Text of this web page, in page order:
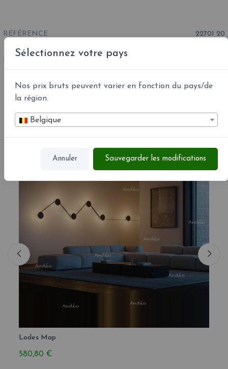
Sélectionnez votre pays
Nos prix bruts peuvent varier en fonction du pays/de
la région.
Belgique
Annuler Sauvegarder les modifications
RÉFÉRENCE 22701 20
Articles associés
Lodes Map
580,80 €